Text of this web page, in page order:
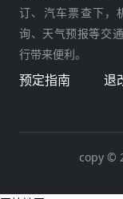
订、汽车票查下，
询、天气预报等交
行带来便利。
预定指南 退
copy ©